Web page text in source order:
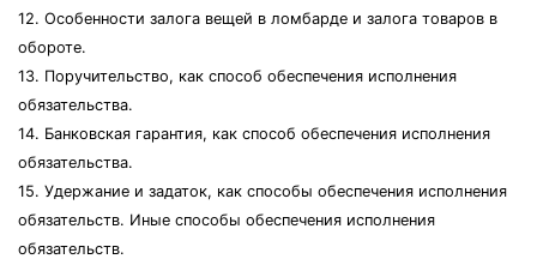
12. Особенности залога вещей в ломбарде и залога товаров в
обороте.
13. Поручительство, как способ обеспечения исполнения
обязательства.
14. Банковская гарантия, как способ обеспечения исполнения
обязательства.
15. Удержание и задаток, как способы обеспечения исполнения
обязательств. Иные способы обеспечения исполнения
обязательств.